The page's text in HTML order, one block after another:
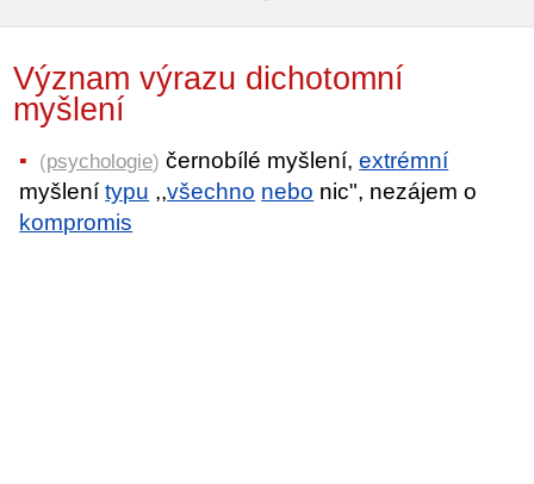
Význam výrazu dichotomní
myšlení
(psychologie) černobílé myšlení,extrémní
myšlenítypu ,,všechno nebo nic", nezájem o
kompromis